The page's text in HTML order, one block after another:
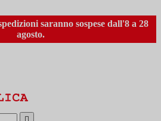
saranno sospese dall'8 a 28
agosto.